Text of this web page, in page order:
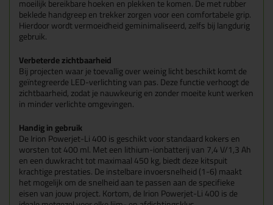
moeilijk bereikbare hoeken en plekken te komen. De met rubber
beklede handgreep en trekker zorgen voor een comfortabele grip.
Hierdoor wordt vermoeidheid geminimaliseerd, zelfs bij langdurig
gebruik.
Verbeterde zichtbaarheid
Bij projecten waar je toevallig over weinig licht beschikt komt de
geïntegreerde LED-verlichting van pas. Deze functie verhoogt de
zichtbaarheid, zodat je nauwkeurig en zonder moeite kunt werken
in minder verlichte omgevingen.
Handig in gebruik
De Irion Powerjet-Li 400 is geschikt voor standaard kokers en
worsten tot 400 ml. Met een lithium-ionbatterij van 7,4 V/1,3 Ah
en een duwkracht tot maximaal 450 kg, biedt deze kitspuit
krachtige prestaties. De instelbare invoersnelheid (1-6) maakt
het mogelijk om de snelheid aan te passen aan de specifieke
eisen van jouw project. Kortom, de Irion Powerjet-Li 400 is de